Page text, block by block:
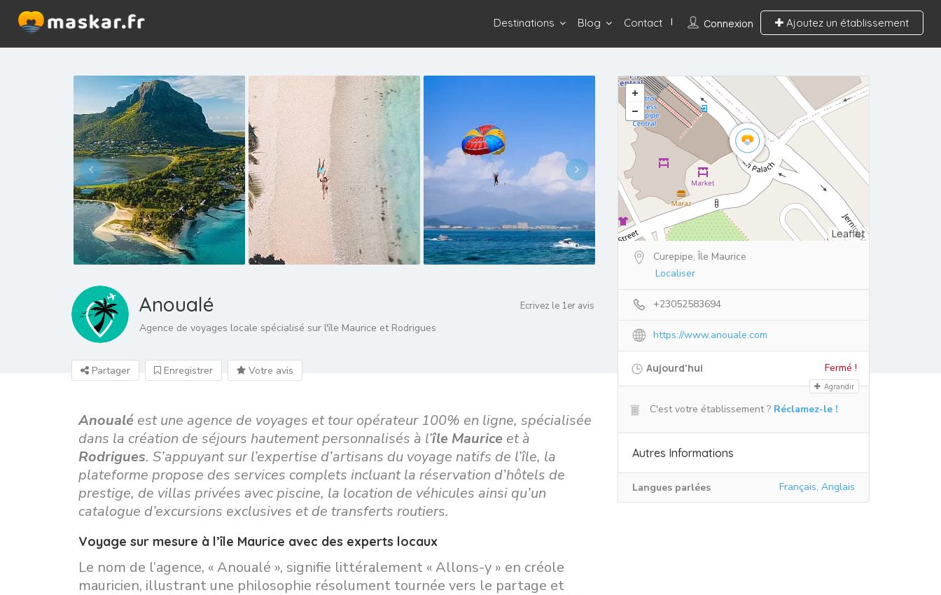
Connexion Ajoutez un établissement
Destinations Blog Contact
Anoualé
Agence de voyages locale spécialisé sur l'île Maurice et Rodrigues
Ecrivez le 1er avis
Partager Enregistrer Votre avis
Anoualé est une agence de voyages et tour opérateur 100% en ligne, spécialisée
dans la création de séjours hautement personnalisés à l’île Maurice et à
Rodrigues. S’appuyant sur l’expertise d’artisans du voyage natifs de l’île, la
plateforme propose des services complets incluant la réservation d’hôtels de
prestige, de villas privées avec piscine, la location de véhicules ainsi qu’un
catalogue d’excursions exclusives et de transferts routiers.
Voyage sur mesure à l’île Maurice avec des experts locaux
Le nom de l’agence, « Anoualé », signifie littéralement « Allons-y » en créole
mauricien, illustrant une philosophie résolument tournée vers le partage et
Leaflet
Curepipe, Île Maurice
Localiser
+23052583694
https://www.anouale.com
Aujourd'hui Fermé !
Agrandir
C'est votre établissement ? Réclamez-le !
Autres Informations
Langues parlées Français, Anglais